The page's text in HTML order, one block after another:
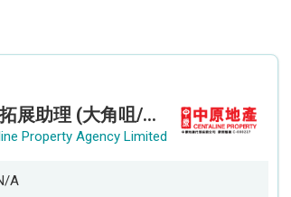
業務拓展助理 (大角咀/荔枝角/九龍塘)
Property Agency Limited
A